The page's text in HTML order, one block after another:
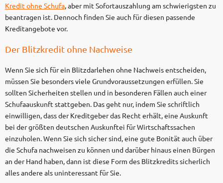
Kredit ohne Schufa, aber mit Sofortauszahlung am schwierigsten zu
beantragen ist. Dennoch finden Sie auch für diesen passende
Kreditangebote vor.
Der Blitzkredit ohne Nachweise
Wenn Sie sich für ein Blitzdarlehen ohne Nachweis entscheiden,
müssen Sie besonders viele Grundvoraussetzungen erfüllen. Sie
sollten Sicherheiten stellen und in besonderen Fällen auch einer
Schufaauskunft stattgeben. Das geht nur, indem Sie schriftlich
einwilligen, dass der Kreditgeber das Recht erhält, eine Auskunft
bei der größten deutschen Auskunftei für Wirtschaftssachen
einzuholen. Wenn Sie sich sicher sind, eine gute Bonität auch über
die Schufa nachweisen zu können und darüber hinaus einen Bürgen
an der Hand haben, dann ist diese Form des Blitzkredits sicherlich
alles andere als uninteressant für Sie.